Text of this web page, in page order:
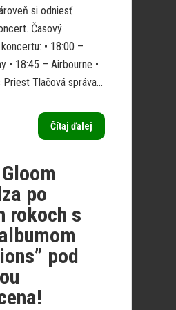
si odniesť
Časový
• 18:00 –
• 18:45 – Airbourne •
Tlačová správa...
Čítaj ďalej
po
rokoch s
pod